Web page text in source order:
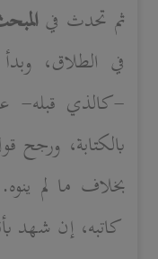
ثم تحدث في
في الطلاق،
-كالذي قبله-
بالكتابة، ورجح
بخلاف ما لم
كاتبه، إن شهد